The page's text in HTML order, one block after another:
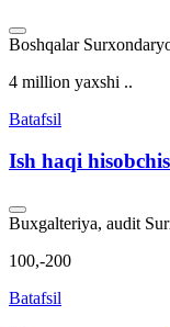
Boshqalar
4 million yaxshi ..
Batafsil
Ish haqi
Buxgalteriya, audit
100,-200
Batafsil